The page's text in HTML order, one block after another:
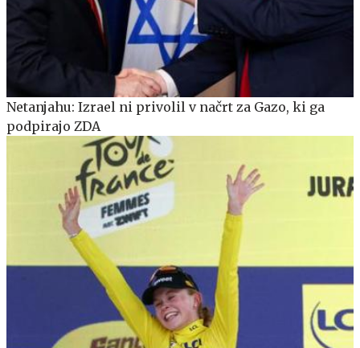
Netanjahu: Izrael ni privolil v načrt za Gazo, ki ga
podpirajo ZDA